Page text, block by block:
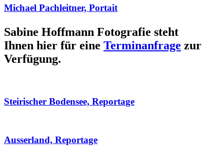
Michael Pachleitner, Portait
Sabine Hoffmann Fotografie steht
Ihnen hier für eine Terminanfrage zur
Verfügung.
Steirischer Bodensee, Reportage
Ausserland, Reportage